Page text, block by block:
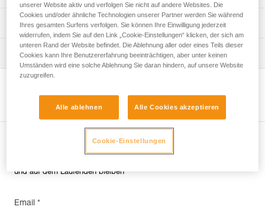
Bestände Entdecken Sie ePPEcentre
Ablauf der PSA-Prüfung
verif-EPI-connexion-procedure-DE
PSA-Prüfbogen
Newsletter abonnieren
und auf dem Laufenden bleiben
Email *
unserer Website aktiv und verfolgen Sie nicht auf andere Websites. Die
Cookies und/oder ähnliche Technologien unserer Partner werden Sie während
Ihres gesamten Surfens verfolgen. Sie können Ihre Einwilligung jederzeit
widerrufen, indem Sie auf den Link „Cookie-Einstellungen“ klicken, der sich am
unteren Rand der Website befindet. Die Ablehnung aller oder eines Teils dieser
Cookies kann Ihre Benutzererfahrung beeinträchtigen, aber unter keinen
Umständen wird eine solche Ablehnung Sie daran hindern, auf unsere Website
zuzugreifen.
Alle ablehnen Alle Cookies akzeptieren
Cookie-Einstellungen